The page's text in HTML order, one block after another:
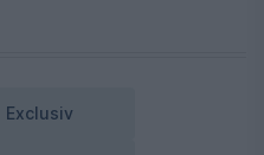
Exclusiv